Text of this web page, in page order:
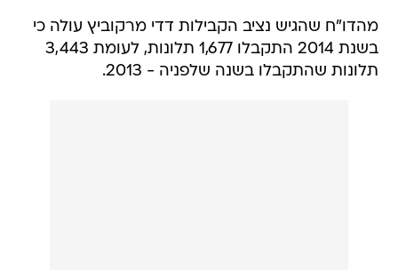
מהדו"ח שהגיש נציב הקבילות דדי מרקוביץ עולה כי
בשנת 2014 התקבלו 1,677 תלונות, לעומת 3,443
תלונות שהתקבלו בשנה שלפניה - 2013.